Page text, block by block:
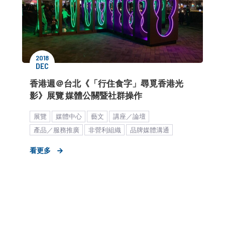
2018
DEC
香港週＠台北《「行住食字」尋覓香港光
影》展覽 媒體公關暨社群操作
展覽 媒體中心 藝文
講座／論壇
產品／服務推廣
非營利組織
品牌媒體溝通
數位行銷解決方案
看更多